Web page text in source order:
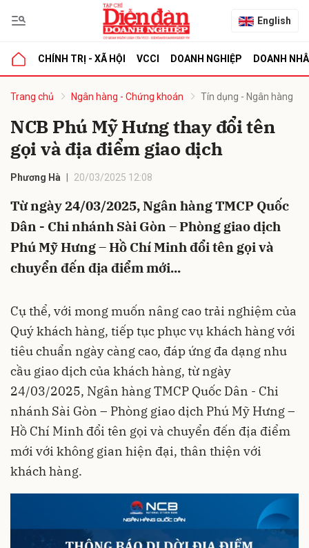
English
CHÍNH TRỊ - XÃ HỘI VCCI DOANH NGHIỆP DOANH
Trang chủ Ngân hàng - Chứng khoán Tín dụng - Ngân hàng
NCB Phú Mỹ Hưng thay đổi tên
gọi và địa điểm giao dịch
Phương Hà 20/03/2025 12:08
Từ ngày 24/03/2025, Ngân hàng TMCP Quốc
Dân - Chi nhánh Sài Gòn – Phòng giao dịch
Phú Mỹ Hưng – Hồ Chí Minh đổi tên gọi và
chuyển đến địa điểm mới...
Cụ thể, với mong muốn nâng cao trải nghiệm của
Quý khách hàng, tiếp tục phục vụ khách hàng với
tiêu chuẩn ngày càng cao, đáp ứng đa dạng nhu
cầu giao dịch của khách hàng, từ ngày
24/03/2025, Ngân hàng TMCP Quốc Dân - Chi
nhánh Sài Gòn – Phòng giao dịch Phú Mỹ Hưng –
Hồ Chí Minh đổi tên gọi và chuyển đến địa điểm
mới với không gian hiện đại, thân thiện với
khách hàng.
luận
Hủy